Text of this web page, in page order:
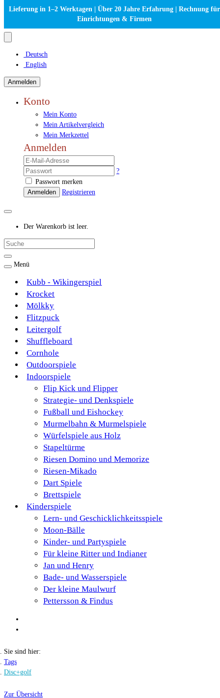
Deutsch
English
Anmelden
Konto
Mein Konto
Mein Artikelvergleich
Mein Merkzettel
Anmelden
?
Passwort merken
Anmelden
Registrieren
Der Warenkorb ist leer.
Menü
Kubb - Wikingerspiel
Krocket
Mölkky
Flitzpuck
Leitergolf
Shuffleboard
Cornhole
Outdoorspiele
Indoorspiele
Flip Kick und Flipper
Strategie- und Denkspiele
Fußball und Eishockey
Murmelbahn & Murmelspiele
Würfelspiele aus Holz
Stapeltürme
Riesen Domino und Memorize
Riesen-Mikado
Dart Spiele
Brettspiele
Kinderspiele
Lern- und Geschicklichkeitsspiele
Moon-Bälle
Kinder- und Partyspiele
Für kleine Ritter und Indianer
Jan und Henry
Bade- und Wasserspiele
Der kleine Maulwurf
Pettersson & Findus
Sie sind hier:
Tags
Disc+golf
Zur Übersicht
Lieferung in 1–2 Werktagen | Über 20 Jahre Erfahrung | Rechnung für
Einrichtungen & Firmen